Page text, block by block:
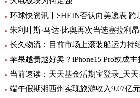
朱利叶斯·马达·比奥再次当选塞拉利
苹果越贵越好卖？iPhone15 Pro或成
当前速读：天天基金活期宝登录_天
端午假期湘西州实现旅游收入9.07亿